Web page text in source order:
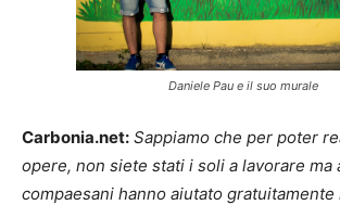
Daniele Pau e il suo murale
Carbonia.net: Sappiamo che per poter
opere, non siete stati i soli a lavorare ma
compaesani hanno aiutato gratuitamente